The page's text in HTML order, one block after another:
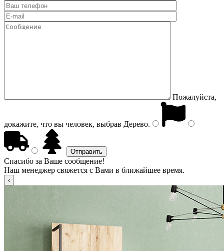
Пожалуйста,
докажите, что вы человек, выбрав Дерево.
Спасибо за Ваше сообщение!
Наш менеджер свяжется с Вами в ближайшее время.